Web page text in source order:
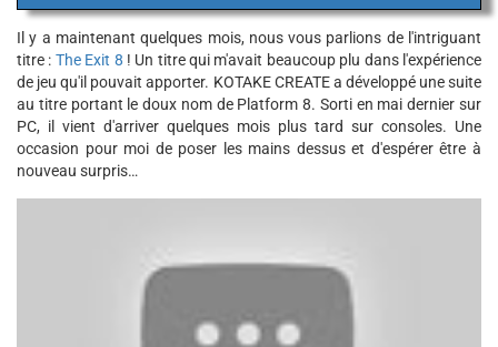
Il y a maintenant quelques mois, nous vous parlions de l'intriguant
titre : The Exit 8 ! Un titre qui m'avait beaucoup plu dans l'expérience
de jeu qu'il pouvait apporter. KOTAKE CREATE a développé une suite
au titre portant le doux nom de Platform 8. Sorti en mai dernier sur
PC, il vient d'arriver quelques mois plus tard sur consoles. Une
occasion pour moi de poser les mains dessus et d'espérer être à
nouveau surpris…